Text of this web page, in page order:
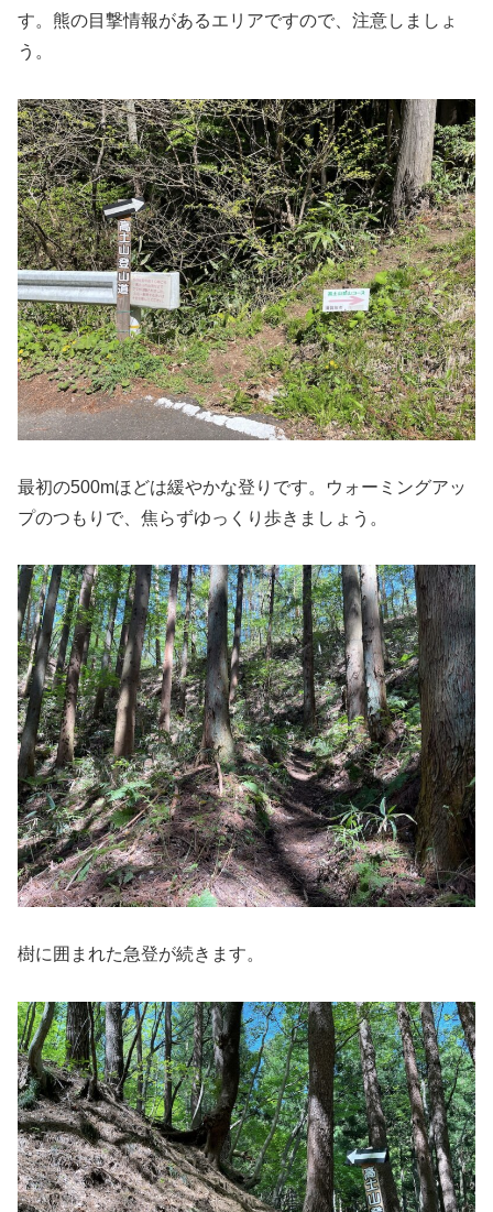
す。熊の目撃情報があるエリアですので、注意しましょ
う。
最初の500mほどは緩やかな登りです。ウォーミングアッ
プのつもりで、焦らずゆっくり歩きましょう。
樹に囲まれた急登が続きます。